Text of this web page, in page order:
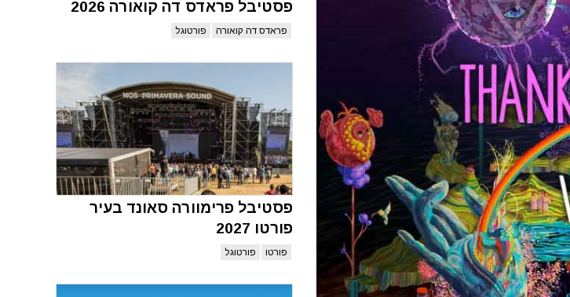
פסטיבל פראדס דה קואורה 2026
פראדס דה קואורה פורטוגל
פסטיבל פרימוורה סאונד בעיר
פורטו 2027
פורטו פורטוגל